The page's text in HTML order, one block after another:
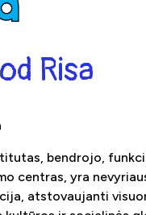
Risa
bendrojo,
centras, yra
atstovaujanti